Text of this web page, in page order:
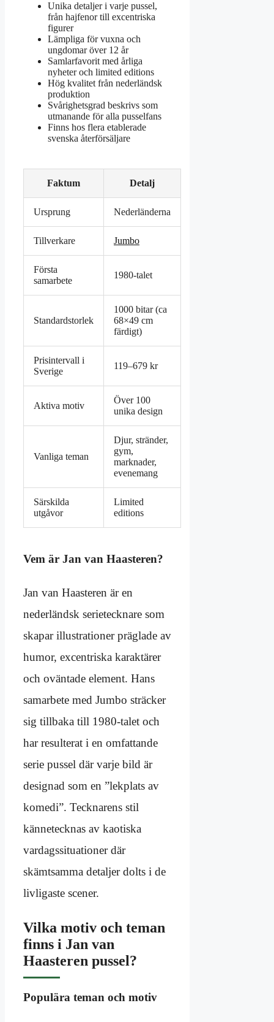
Unika detaljer i varje pussel,
från hajfenor till excentriska
figurer
Lämpliga för vuxna och
ungdomar över 12 år
Samlarfavorit med årliga
nyheter och limited editions
Hög kvalitet från nederländsk
produktion
Svårighetsgrad beskrivs som
utmanande för alla pusselfans
Finns hos flera etablerade
svenska återförsäljare
Faktum Detalj
Ursprung Nederländerna
Tillverkare Jumbo
Första
samarbete
1980-talet
Standardstorlek
1000 bitar (ca
68×49 cm
färdigt)
Prisintervall i
Sverige
119–679 kr
Aktiva motiv
Över 100
unika design
Vanliga teman
Djur, stränder,
gym,
marknader,
evenemang
Särskilda
utgåvor
Limited
editions
Vem är Jan van Haasteren?
Jan van Haasteren är en
nederländsk serietecknare som
skapar illustrationer präglade av
humor, excentriska karaktärer
och oväntade element. Hans
samarbete med Jumbo sträcker
sig tillbaka till 1980-talet och
har resulterat i en omfattande
serie pussel där varje bild är
designad som en ”lekplats av
komedi”. Tecknarens stil
kännetecknas av kaotiska
vardagssituationer där
skämtsamma detaljer dolts i de
livligaste scener.
Vilka motiv och teman
finns i Jan van
Haasteren pussel?
Populära teman och motiv